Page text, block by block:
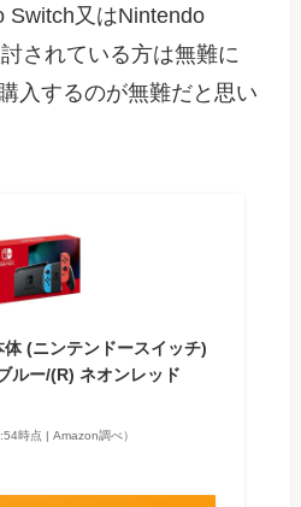
Switch又はNintendo
されている方は無難に
入するのが無難だと思い
(ニンテンドースイッチ)
ルー/(R) ネオンレッド
時点 | Amazon調べ）